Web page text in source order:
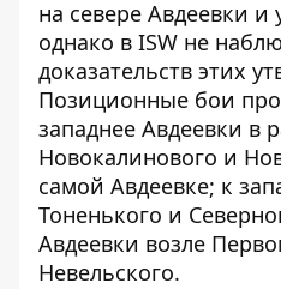
на севере Авдеевки и
однако в ISW не
доказательств этих
Позиционные бои
западнее Авдеевки в
Новокалинового и
самой Авдеевке; к
Тоненького и
Авдеевки возле
Невельского.